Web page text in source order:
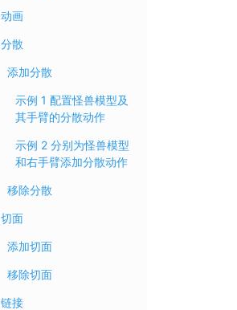
动画
分散
添加分散
示例 1 配置怪兽模型及
其手臂的分散动作
示例 2 分别为怪兽模型
和右手臂添加分散动作
移除分散
切面
添加切面
移除切面
链接